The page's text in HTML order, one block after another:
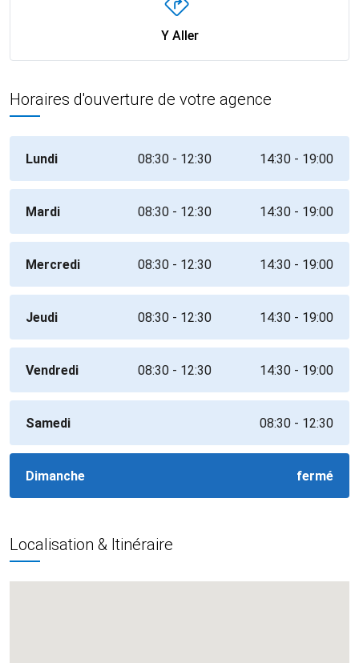
Y Aller
Horaires d'ouverture de votre agence
Lundi 08:30 - 12:30 14:30 - 19:00
Mardi 08:30 - 12:30 14:30 - 19:00
Mercredi 08:30 - 12:30 14:30 - 19:00
Jeudi 08:30 - 12:30 14:30 - 19:00
Vendredi 08:30 - 12:30 14:30 - 19:00
Samedi 08:30 - 12:30
Dimanche fermé
Localisation & Itinéraire